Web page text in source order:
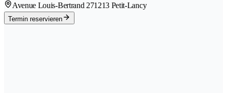
Avenue Louis-Bertrand 271213 Petit-Lancy
Termin reservieren